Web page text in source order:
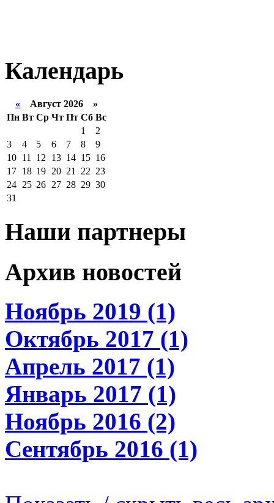
Календарь
« Август 2026 »
Пн Вт Ср Чт Пт Сб Вс
1
2
3
4 5 6 7 8
9
10 11 12 13 14 15 16
17 18 19 20 21 22 23
24 25 26 27 28 29 30
31
Наши партнеры
Архив новостей
Ноябрь 2019 (1)
Октябрь 2017 (1)
Апрель 2017 (1)
Январь 2017 (1)
Ноябрь 2016 (2)
Сентябрь 2016 (1)